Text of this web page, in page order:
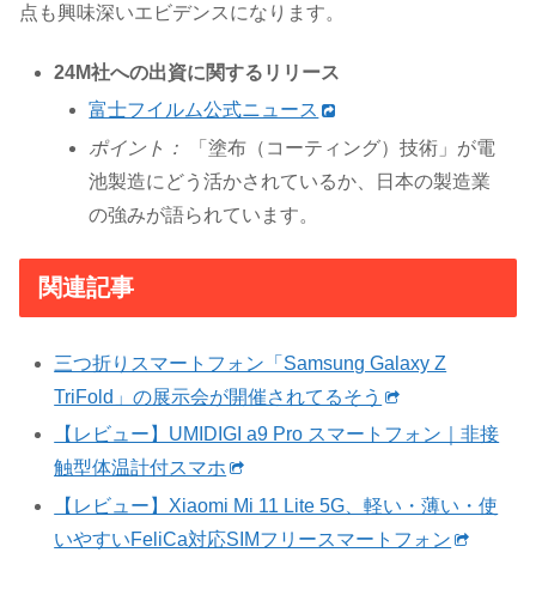
点も興味深いエビデンスになります。
24M社への出資に関するリリース
富士フイルム公式ニュース
ポイント：
「塗布（コーティング）技術」が電
池製造にどう活かされているか、日本の製造業
の強みが語られています。
関連記事
三つ折りスマートフォン「Samsung Galaxy Z
TriFold」の展示会が開催されてるそう
【レビュー】UMIDIGI a9 Pro スマートフォン｜非接
触型体温計付スマホ
【レビュー】Xiaomi Mi 11 Lite 5G、軽い・薄い・使
いやすいFeliCa対応SIMフリースマートフォン